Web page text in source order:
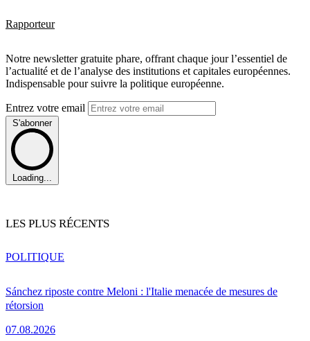
Rapporteur
Notre newsletter gratuite phare, offrant chaque jour l’essentiel de
l’actualité et de l’analyse des institutions et capitales européennes.
Indispensable pour suivre la politique européenne.
Entrez votre email
S'abonner
Loading...
LES PLUS RÉCENTS
Sánchez riposte contre Meloni : l'Italie menacée de mesures de
rétorsion
07.08.2026
POLITIQUE